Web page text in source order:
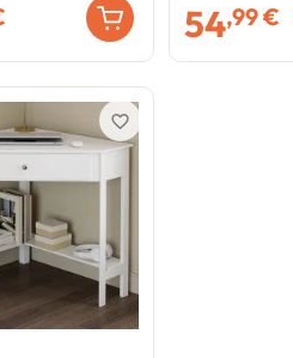
54,99 €
favorite_border